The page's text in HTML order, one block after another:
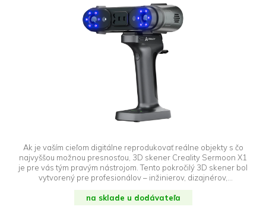
Ak je vaším cieľom digitálne reprodukovať reálne objekty s čo
najvyššou možnou presnosťou, 3D skener Creality Sermoon X1
je pre vás tým pravým nástrojom. Tento pokročilý 3D skener bol
vytvorený pre profesionálov – inžinierov, dizajnérov,
dizajnové aplikácie, kde záleží na každom detaile. Vďaka svojim
mimoriadne presným meraniam a rozsiahlym prevádzkovým
na sklade u dodávateľa